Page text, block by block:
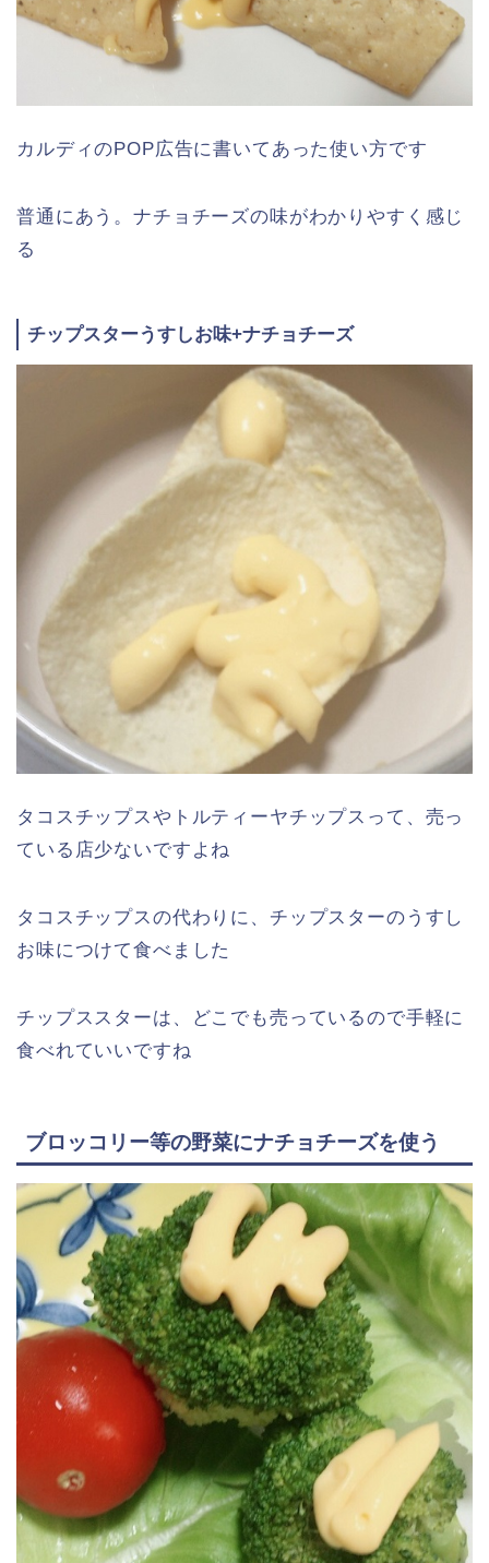
カルディのPOP広告に書いてあった使い方です
普通にあう。ナチョチーズの味がわかりやすく感じ
る
チップスターうすしお味+ナチョチーズ
タコスチップスやトルティーヤチップスって、売っ
ている店少ないですよね
タコスチップスの代わりに、チップスターのうすし
お味につけて食べました
チップススターは、どこでも売っているので手軽に
食べれていいですね
ブロッコリー等の野菜にナチョチーズを使う